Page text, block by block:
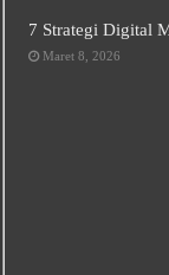
7 Strategi Digital
Maret 8, 2026